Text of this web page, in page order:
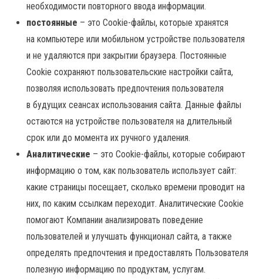
необходимости повторного ввода информации.
постоянные – это Cookie-файлы, которые хранятся
на компьютере или мобильном устройстве пользователя
и не удаляются при закрытии браузера. Постоянные
Сookie сохраняют пользовательские настройки сайта,
позволяя использовать предпочтения пользователя
в будущих сеансах использования сайта. Данные файлы
остаются на устройстве пользователя на длительный
срок или до момента их ручного удаления.
Аналитические – это Cookie-файлы, которые собирают
информацию о том, как пользователь использует сайт:
какие страницы посещает, сколько времени проводит на
них, по каким ссылкам переходит. Аналитические Cookie
помогают Компании анализировать поведение
пользователей и улучшать функционал сайта, а также
определять предпочтения и предоставлять Пользователя
полезную информацию по продуктам, услугам.